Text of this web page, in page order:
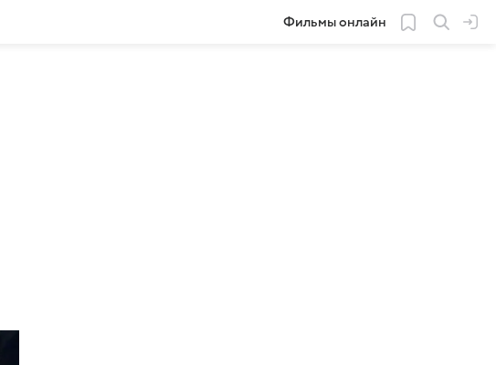
Фильмы онлайн